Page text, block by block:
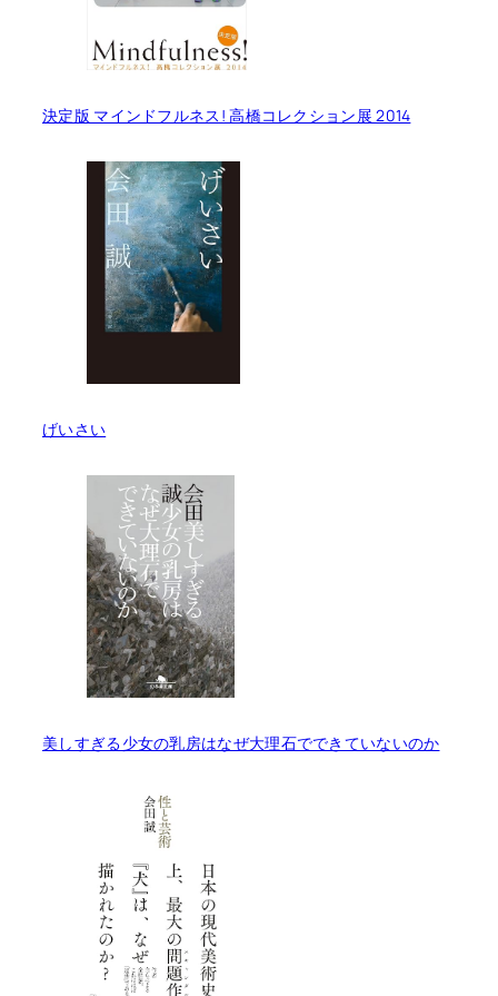
決定版 マインドフルネス! 高橋コレクション展 2014
げいさい
美しすぎる少女の乳房はなぜ大理石でできていないのか